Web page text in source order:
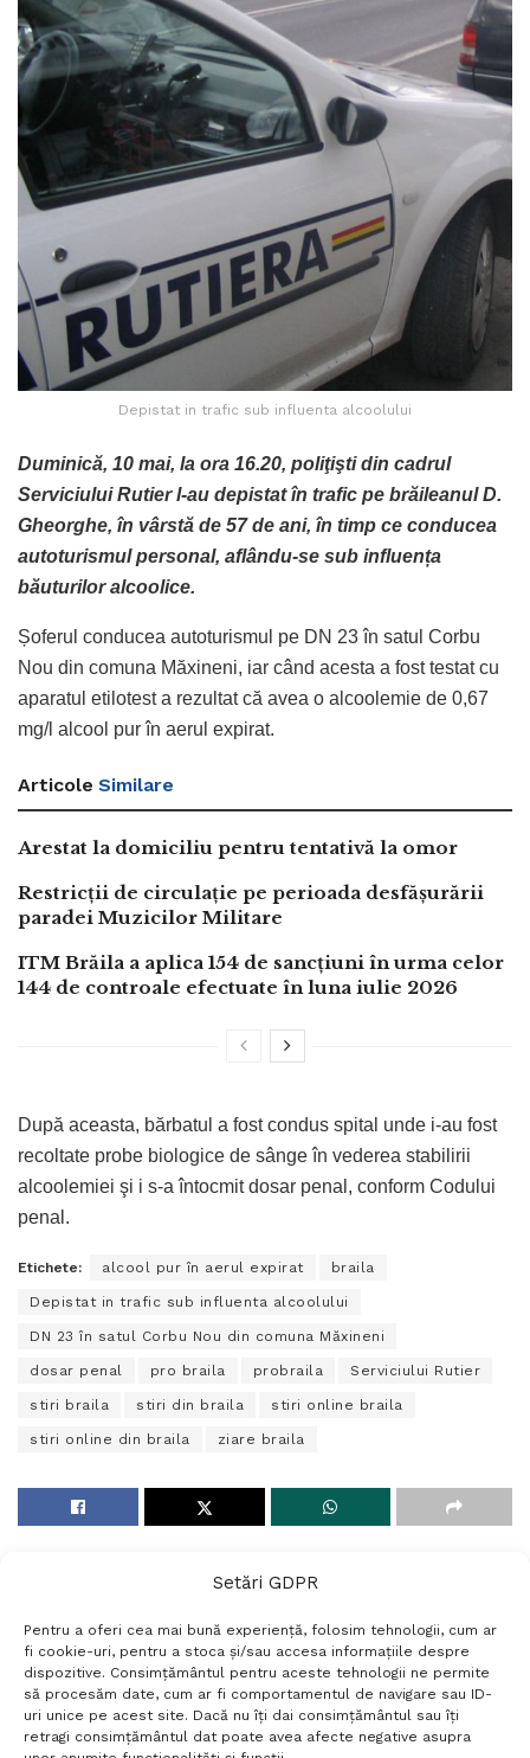
Setări GDPR
Pentru a oferi cea mai bună experiență, folosim tehnologii, cum ar
fi cookie-uri, pentru a stoca și/sau accesa informațiile despre
dispozitive. Consimțământul pentru aceste tehnologii ne permite
să procesăm date, cum ar fi comportamentul de navigare sau ID-
uri unice pe acest site. Dacă nu îți dai consimțământul sau îți
retragi consimțământul dat poate avea afecte negative asupra
Depistat in trafic sub influenta alcoolului
Duminică, 10 mai, la ora 16.20, poliţişti din cadrul
Serviciului Rutier l-au depistat în trafic pe brăileanul D.
Gheorghe, în vârstă de 57 de ani, în timp ce conducea
autoturismul personal, aflându-se sub influența
băuturilor alcoolice.
Șoferul conducea autoturismul pe DN 23 în satul Corbu
Nou din comuna Măxineni, iar când acesta a fost testat cu
aparatul etilotest a rezultat că avea o alcoolemie de 0,67
mg/l alcool pur în aerul expirat.
Articole Similare
Arestat la domiciliu pentru tentativă la omor
Restricții de circulație pe perioada desfășurării
paradei Muzicilor Militare
ITM Brăila a aplica 154 de sancțiuni în urma celor
144 de controale efectuate în luna iulie 2026
După aceasta, bărbatul a fost condus spital unde i-au fost
recoltate probe biologice de sânge în vederea stabilirii
alcoolemiei şi i s-a întocmit dosar penal, conform Codului
penal.
Etichete: alcool pur în aerul expirat braila
Depistat in trafic sub influenta alcoolului
DN 23 în satul Corbu Nou din comuna Măxineni
dosar penal pro braila probraila Serviciului Rutier
stiri braila stiri din braila stiri online braila
stiri online din braila ziare braila